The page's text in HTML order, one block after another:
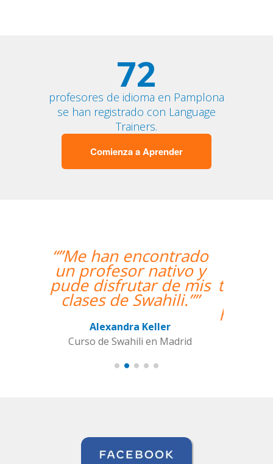
72
profesores de idioma en Pamplona
se han registrado con Language
Trainers.
Comienza a Aprender
“”The course is going
well and Eugenia, my
teacher, is fantastic. My
communication skills
have improved greatly.
I'm really enjoying the
lessons!””
Miguel Eufrasio